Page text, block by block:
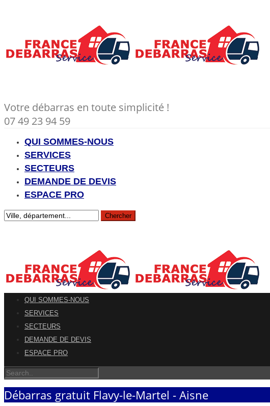
Votre débarras en toute simplicité !
07 49 23 94 59
QUI SOMMES-NOUS
SERVICES
SECTEURS
DEMANDE DE DEVIS
ESPACE PRO
QUI SOMMES-NOUS
SERVICES
SECTEURS
DEMANDE DE DEVIS
ESPACE PRO
Débarras gratuit Flavy-le-Martel - Aisne